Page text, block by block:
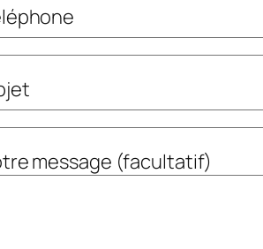
message (facultatif)